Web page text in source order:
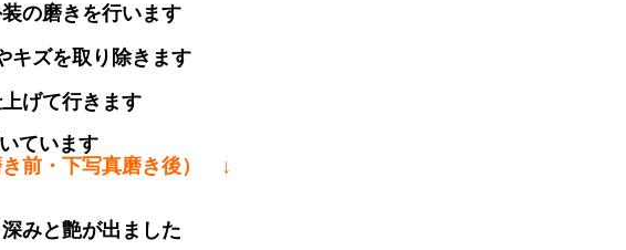
装の磨きを行います
キズを取り除きます
上げて行きます
ています
前・下写真磨き後） ↓
深みと艶が出ました